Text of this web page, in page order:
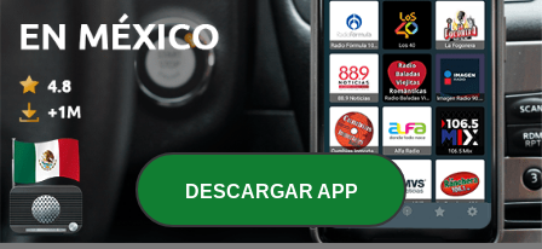
410 - VENTAJOSOS
11 dic. 2023
409 -
20 nov. 2023
408 - COMO FUNCIONAN LAS COSAS
31 oct. 2023
DESCARGAR APP